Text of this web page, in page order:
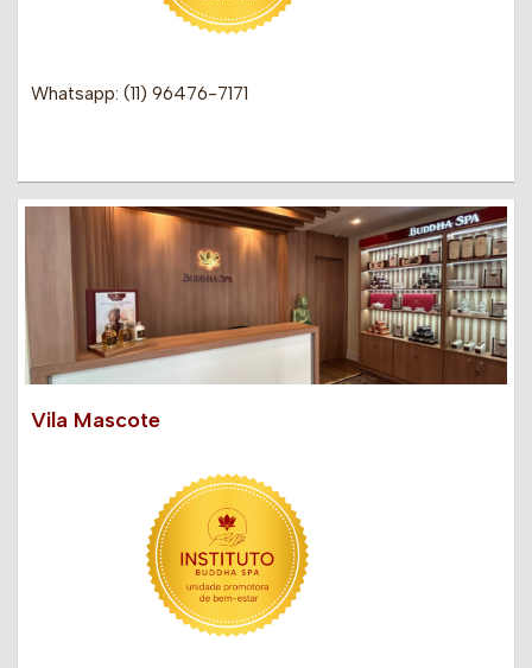
Whatsapp: (11) 96476-7171
Vila Mascote